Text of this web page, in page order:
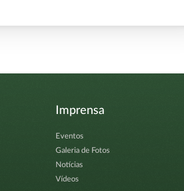
Imprensa
Eventos
Galeria de Fotos
Notícias
Vídeos